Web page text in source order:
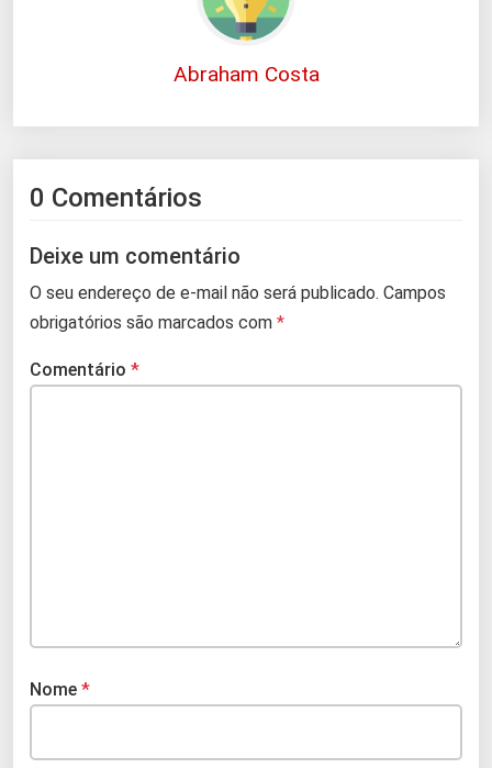
Abraham Costa
0 Comentários
Deixe um comentário
O seu endereço de e-mail não será publicado. Campos
obrigatórios são marcados com *
Comentário *
Nome *